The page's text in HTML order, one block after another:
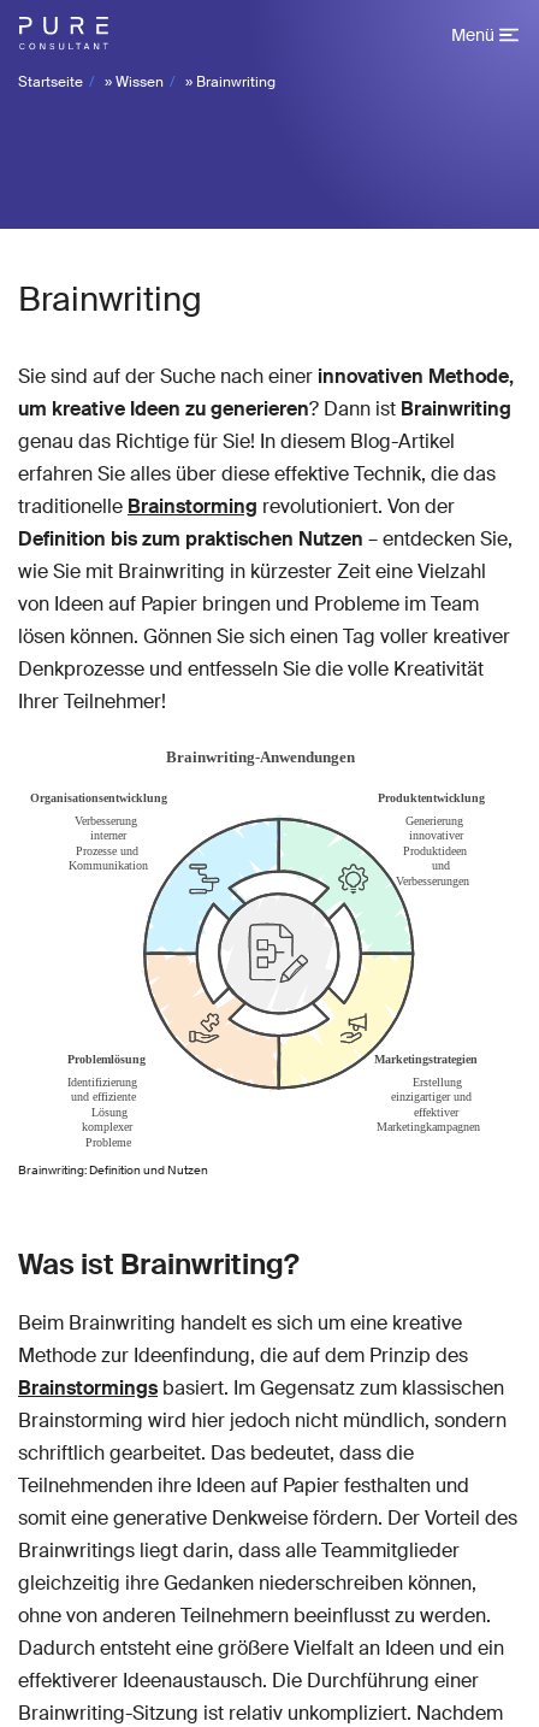
Menü
Startseite »Wissen » Brainwriting
Brainwriting
Sie sind auf der Suche nach einer innovativen Methode,
um kreative Ideen zu generieren? Dann ist Brainwriting
genau das Richtige für Sie! In diesem Blog-Artikel
erfahren Sie alles über diese effektive Technik, die das
traditionelle Brainstorming revolutioniert. Von der
Definition bis zum praktischen Nutzen – entdecken Sie,
wie Sie mit Brainwriting in kürzester Zeit eine Vielzahl
von Ideen auf Papier bringen und Probleme im Team
lösen können. Gönnen Sie sich einen Tag voller kreativer
Denkprozesse und entfesseln Sie die volle Kreativität
Ihrer Teilnehmer!
Brainwriting: Definition und Nutzen
Was ist Brainwriting?
Beim Brainwriting handelt es sich um eine kreative
Methode zur Ideenfindung, die auf dem Prinzip des
Brainstormings basiert. Im Gegensatz zum klassischen
Brainstorming wird hier jedoch nicht mündlich, sondern
schriftlich gearbeitet. Das bedeutet, dass die
Teilnehmenden ihre Ideen auf Papier festhalten und
somit eine generative Denkweise fördern. Der Vorteil des
Brainwritings liegt darin, dass alle Teammitglieder
gleichzeitig ihre Gedanken niederschreiben können,
ohne von anderen Teilnehmern beeinflusst zu werden.
Dadurch entsteht eine größere Vielfalt an Ideen und ein
effektiverer Ideenaustausch. Die Durchführung einer
Brainwriting-Sitzung ist relativ unkompliziert. Nachdem